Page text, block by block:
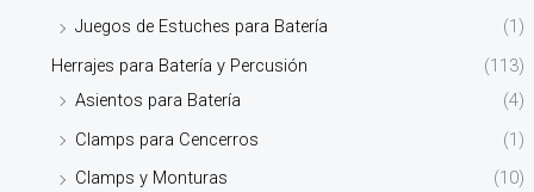
Juegos de Estuches para Batería
(1)
Herrajes para Batería y Percusión
(113)
Asientos para Batería
(4)
Clamps para Cencerros
(1)
Clamps y Monturas
(10)